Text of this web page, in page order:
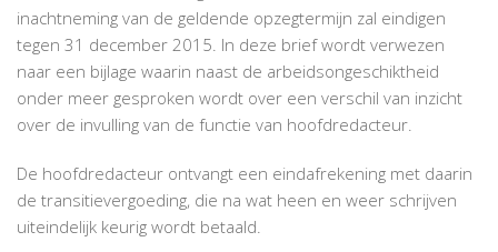
inachtneming van de geldende opzegtermijn zal eindigen
tegen 31 december 2015. In deze brief wordt verwezen
naar een bijlage waarin naast de arbeidsongeschiktheid
onder meer gesproken wordt over een verschil van inzicht
over de invulling van de functie van hoofdredacteur.
De hoofdredacteur ontvangt een eindafrekening met daarin
de transitievergoeding, die na wat heen en weer schrijven
uiteindelijk keurig wordt betaald.